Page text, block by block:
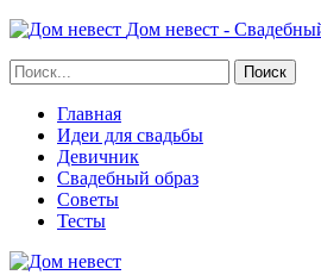
Дом невест -
Главная
Идеи для свадьбы
Девичник
Свадебный образ
Советы
Тесты